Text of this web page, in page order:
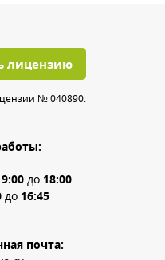
лицензию
№ 040890.
9:00до 18:00
до 16:45
почта: